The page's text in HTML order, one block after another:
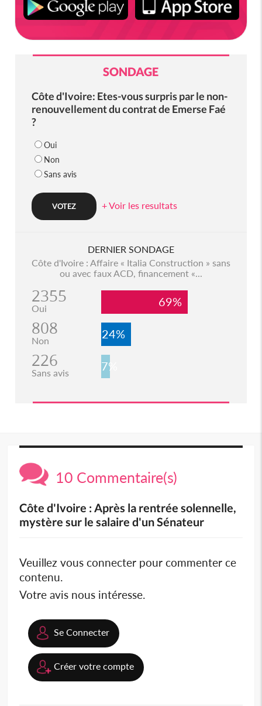
SONDAGE
Côte d'Ivoire: Etes-vous surpris par le non-
renouvellement du contrat de Emerse Faé
?
Oui
Non
Sans avis
+ Voir les resultats
DERNIER SONDAGE
Côte d'Ivoire : Affaire « Italia Construction » sans
ou avec faux ACD, financement «...
2355
Oui 69%
808
Non 24%
226
Sans avis 7%
10 Commentaire(s)
Côte d'Ivoire : Après la rentrée solennelle,
mystère sur le salaire d'un Sénateur
Veuillez vous connecter pour commenter ce
contenu.
Votre avis nous intéresse.
Se Connecter
Créer votre compte